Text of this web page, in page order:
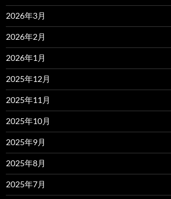
2026年3月
2026年2月
2026年1月
2025年12月
2025年11月
2025年10月
2025年9月
2025年8月
2025年7月